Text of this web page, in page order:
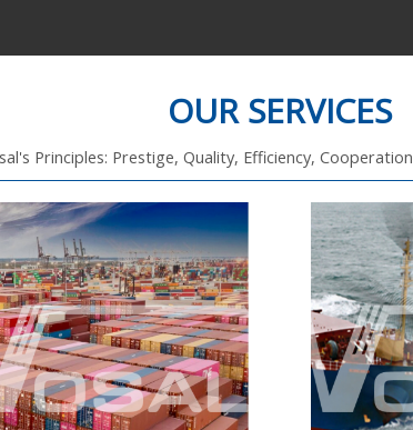
OUR SERVICES
Principles: Prestige, Quality, Efficiency,